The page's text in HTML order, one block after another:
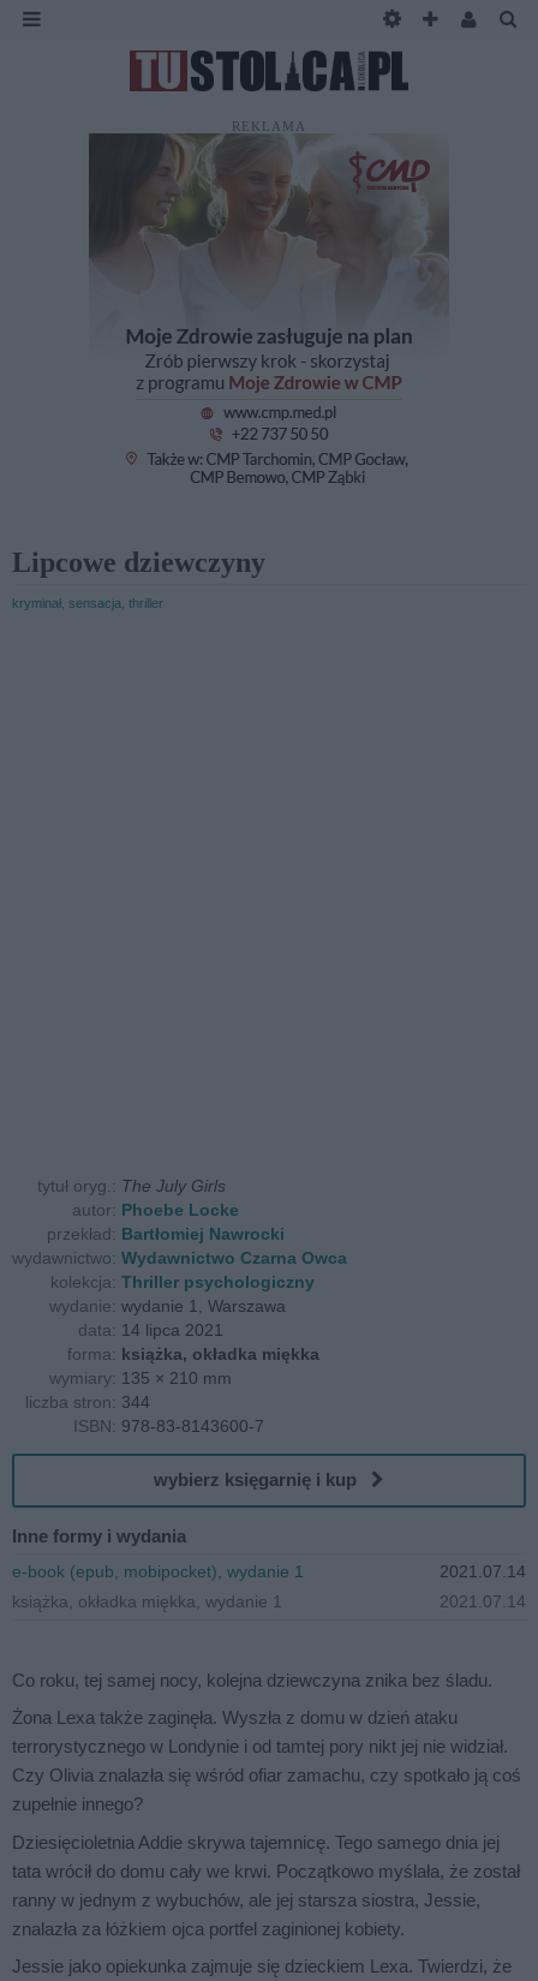
REKLAMA
Lipcowe dziewczyny
kryminał, sensacja, thriller
tytuł oryg.: The July Girls
autor: Phoebe Locke
przekład: Bartłomiej Nawrocki
wydawnictwo: Wydawnictwo Czarna Owca
kolekcja: Thriller psychologiczny
wydanie: wydanie 1, Warszawa
data: 14 lipca 2021
forma: książka, okładka miękka
wymiary: 135 × 210 mm
liczba stron: 344
ISBN: 978-83-8143600-7
wybierz księgarnię i kup
Inne formy i wydania
e-book (epub, mobipocket), wydanie 1
2021.07.14
książka, okładka miękka, wydanie 1
2021.07.14
Co roku, tej samej nocy, kolejna dziewczyna znika bez śladu.
Żona Lexa także zaginęła. Wyszła z domu w dzień ataku
terrorystycznego w Londynie i od tamtej pory nikt jej nie widział.
Czy Olivia znalazła się wśród ofiar zamachu, czy spotkało ją coś
zupełnie innego?
Dziesięcioletnia Addie skrywa tajemnicę. Tego samego dnia jej
tata wrócił do domu cały we krwi. Początkowo myślała, że został
ranny w jednym z wybuchów, ale jej starsza siostra, Jessie,
znalazła za łóżkiem ojca portfel zaginionej kobiety.
Jessie jako opiekunka zajmuje się dzieckiem Lexa. Twierdzi, że